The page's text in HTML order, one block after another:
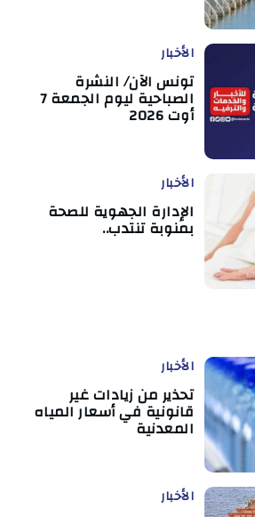
الأخبار
تونس الآن/ النشرة
الصباحية ليوم الجمعة 7
أوت 2026
الأخبار
الإدارة الجهوية للصحة
بمنوبة تنتدب..
الأخبار
تحذير من زيادات غير
قانونية في أسعار المياه
المعدنية
الأخبار